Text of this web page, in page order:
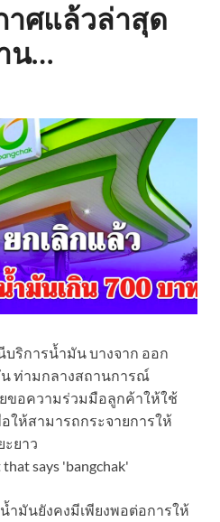
าศแล้วล่าสุด
น…
ริการน้ำมัน บางจาก ออก
ท่ามกลางสถานการณ์
ขอความร่วมมือลูกค้าให้ใช้
อให้สามารถกระจายการให้
ะยาว
ำมันยังคงมีเพียงพอต่อการให้